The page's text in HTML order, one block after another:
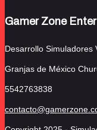
Gamer Zone
Desarrollo Simuladores
Granjas de México
5542763838